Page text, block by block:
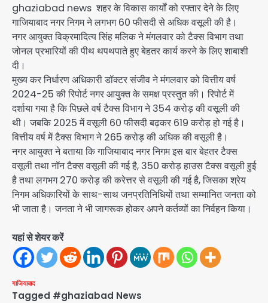
ghaziabad news शहर के विकास कार्यों को रफ्तार देने के लिए
गाजियाबाद नगर निगम ने लगभग 60 फीसदी से अधिक वसूली की है।
नगर आयुक्त विक्रमादित्य सिंह मलिक ने मंगलवार को टैक्स विभाग तथा
जोनल प्रभारियों की पीथ थपथपाते हुए बेहतर कार्य करने के लिए शाबाशी
दी।
मुख्य कर निर्धारण अधिकारी डॉक्टर संजीव ने मंगलवार को वित्तीय वर्ष
2024-25 की रिपोर्ट नगर आयुक्त के समक्ष प्रस्तुत की। रिपोर्ट में
दर्शाया गया है कि पिछले वर्ष टैक्स विभाग ने 354 करोड़ की वसूली की
थी। जबकि 2025 में वसूली 60 फीसदी बढ़कर 619 करोड़ हो गई है।
वित्तीय वर्ष में टैक्स विभाग ने 265 करोड़ की अधिक की वसूली है।
नगर आयुक्त ने बताया कि गाजियाबाद नगर निगम इस बार बेहतर टैक्स
वसूली तथा नॉन टैक्स वसूली की गई है, 350 करोड़ हाउस टैक्स वसूली हुई
है तथा लगभग 270 करोड़ की करेत्तर से वसूली की गई है, जिसका श्रेय
निगम अधिकारियों के साथ-साथ जनप्रतिनिधियों तथा सम्मानित जनता को
भी जाता है। जनता ने भी जागरूक होकर अपने कर्तव्यों का निर्वहन किया।
यहां से शेयर करें
गाजियाबाद
Tagged #ghaziabad News